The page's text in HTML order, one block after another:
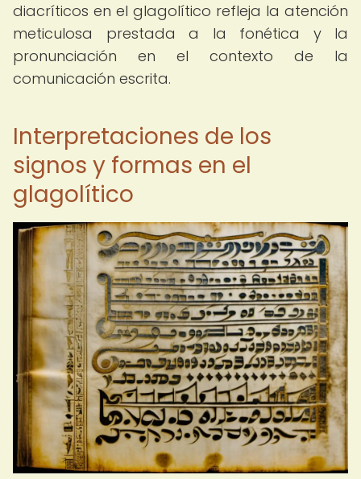
diacríticos en el glagolítico refleja la atención
meticulosa prestada a la fonética y la
pronunciación en el contexto de la
comunicación escrita.
Interpretaciones de los
signos y formas en el
glagolítico